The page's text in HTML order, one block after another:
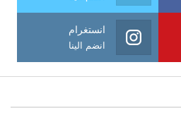
انستغرام
انضم الينا